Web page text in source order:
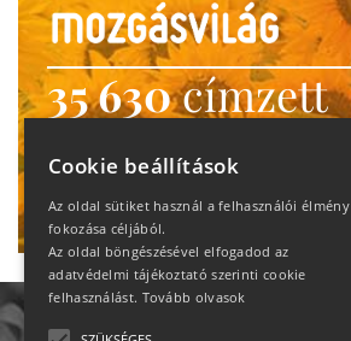
35 630címzett
heti motiváció
Ne maradj le!
Cookie beállítások
Az oldal sütiket használ a felhasználói élmény
fokozása céljából.
Az oldal böngészésével elfogadod az
adatvédelmi tájékoztató szerinti cookie
felhasználást. Tovább olvasok